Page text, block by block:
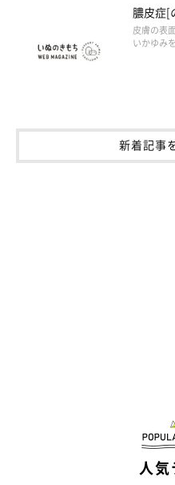
膿皮症[
皮膚の表
いかゆみ
新着記事
人気